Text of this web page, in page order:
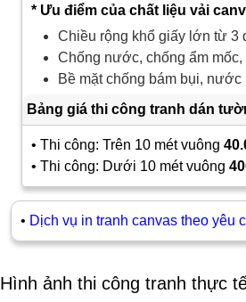
* Ưu điểm của chất liệu vải
Chiều rộng khổ giấy lớn từ 3
Chống nước, chống ẩm mốc,
Bề mặt chống bám bụi,
Bảng giá thi công tranh dán
• Thi công: Trên 10 mét vuông
• Thi công: Dưới 10 mét vuông
• Dịch vụ in tranh canvas theo yêu
Hình ảnh thi công tranh thực